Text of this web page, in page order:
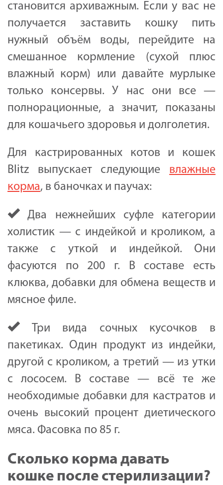
становится архиважным. Если у вас не
получается заставить кошку пить
нужный объём воды, перейдите на
смешанное кормление (сухой плюс
влажный корм) или давайте мурлыке
только консервы. У нас они все —
полнорационные, а значит, показаны
для кошачьего здоровья и долголетия.
Для кастрированных котов и кошек
Blitz выпускает следующие влажные
корма, в баночках и паучах:
Два нежнейших суфле категории
холистик — с индейкой и кроликом, а
также с уткой и индейкой. Они
фасуются по 200 г. В составе есть
клюква, добавки для обмена веществ и
мясное филе.
Три вида сочных кусочков в
пакетиках. Один продукт из индейки,
другой с кроликом, а третий — из утки
с лососем. В составе — всё те же
необходимые добавки для кастратов и
очень высокий процент диетического
мяса. Фасовка по 85 г.
Сколько корма давать
кошке после стерилизации?